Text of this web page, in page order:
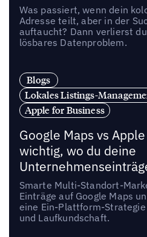
Was passiert, wenn dein
Adresse teilt, aber in der
auftaucht? Dann verlierst
lösbares Datenproblem.
Blogs
Lokales Listings-
Apple for Business
Google Maps vs
wichtig, wo du deine
Smarte Multi-Standort-
Einträge auf Google Maps
eine Ein-Plattform-
und Laufkundschaft.